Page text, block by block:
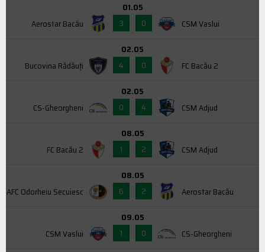
Aerostar Bacău
01.05
3
0 CSM Vaslui
Bucovina Rădăuți
02.05
4
0 FC Bacău 2
CS-Gheorgheni
02.05
0
4 CSM Adjud
FC Bacău 2
08.05
1
2 CSM Adjud
AFC Odorheiu Secuiesc
08.05
6
2 Aerostar Bacău
CSM Vaslui
09.05
1
0 CS-Gheorgheni